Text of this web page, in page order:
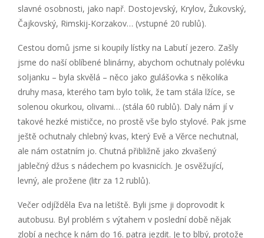
slavné osobnosti, jako např. Dostojevský, Krylov, Žukovský,
Čajkovský, Rimskij-Korzakov… (vstupné 20 rublů).
Cestou domů jsme si koupily lístky na Labutí jezero. Zašly
jsme do naší oblíbené blinárny, abychom ochutnaly polévku
soljanku – byla skvělá – něco jako gulášovka s několika
druhy masa, kterého tam bylo tolik, že tam stála lžíce, se
solenou okurkou, olivami… (stála 60 rublů). Daly nám jí v
takové hezké mističce, no prostě vše bylo stylové. Pak jsme
ještě ochutnaly chlebný kvas, který Evě a Věrce nechutnal,
ale nám ostatním jo. Chutná přibližně jako zkvašený
jablečný džus s nádechem po kvasnicích. Je osvěžující,
levný, ale prožene (litr za 12 rublů).
Večer odjížděla Eva na letiště. Byli jsme ji doprovodit k
autobusu. Byl problém s výtahem v poslední době nějak
zlobí a nechce k nám do 16. patra jezdit. Je to blbý, protože